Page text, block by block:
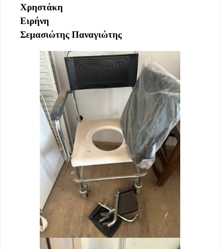
Χρηστάκη
Ειρήνη
Σεμασιώτης Παναγιώτης